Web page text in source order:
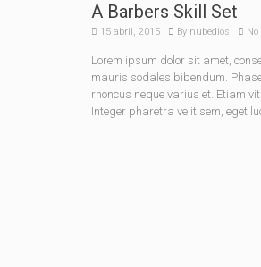
A Barbers Skill Set
15 abril, 2015 By nubedios
Lorem ipsum dolor sit amet,
mauris sodales bibendum.
rhoncus neque varius et. Etiam
Integer pharetra velit sem, eget